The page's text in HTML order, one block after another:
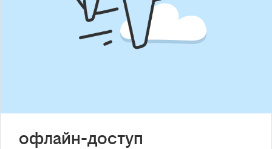
офлайн-доступ